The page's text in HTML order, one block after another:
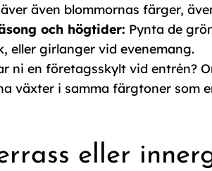
även blommornas färger,
och högtider: Pynta de
eller girlanger vid evenemang.
ni en företagsskylt vid entrén?
växter i samma färgtoner
eller